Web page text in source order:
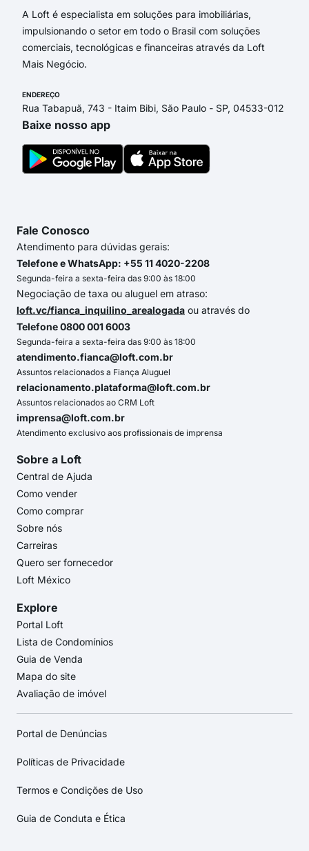
A Loft é especialista em soluções para imobiliárias,
impulsionando o setor em todo o Brasil com soluções
comerciais, tecnológicas e financeiras através da Loft
Mais Negócio.
ENDEREÇO
Rua Tabapuã, 743 - Itaim Bibi, São Paulo - SP, 04533-012
Baixe nosso app
Fale Conosco
Atendimento para dúvidas gerais:
Telefone e WhatsApp: +55 11 4020-2208
Segunda-feira a sexta-feira das 9:00 às 18:00
Negociação de taxa ou aluguel em atraso:
loft.vc/fianca_inquilino_arealogada ou através do
Telefone 0800 001 6003
Segunda-feira a sexta-feira das 9:00 às 18:00
atendimento.fianca@loft.com.br
Assuntos relacionados a Fiança Aluguel
relacionamento.plataforma@loft.com.br
Assuntos relacionados ao CRM Loft
imprensa@loft.com.br
Atendimento exclusivo aos profissionais de imprensa
Sobre a Loft
Central de Ajuda
Como vender
Como comprar
Sobre nós
Carreiras
Quero ser fornecedor
Loft México
Explore
Portal Loft
Lista de Condomínios
Guia de Venda
Mapa do site
Avaliação de imóvel
Portal de Denúncias
Políticas de Privacidade
Termos e Condições de Uso
Guia de Conduta e Ética